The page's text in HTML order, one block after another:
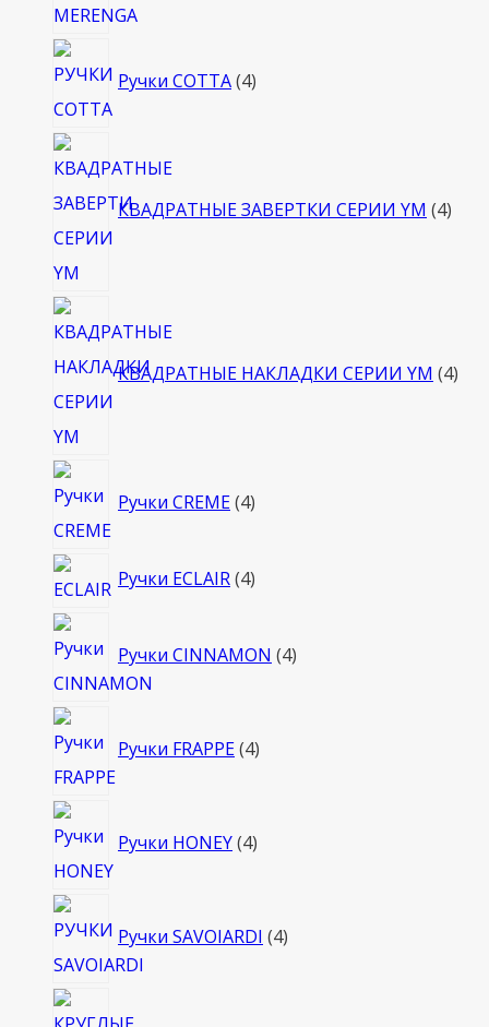
Ручки COTTA 4товара
КВАДРАТНЫЕ ЗАВЕРТКИ СЕРИИ YM 4
КВАДРАТНЫЕ НАКЛАДКИ СЕРИИ YM 4
Ручки CREME 4товара
Ручки ECLAIR 44
Ручки CINNAMON 4товара
Ручки FRAPPE 4товара
Ручки HONEY 4товара
Ручки SAVOIARDI 4товара